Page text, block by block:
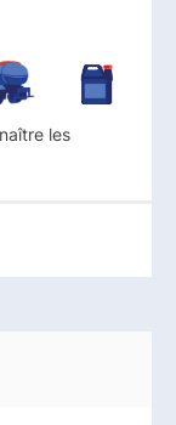
les